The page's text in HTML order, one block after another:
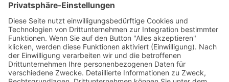
Teilenummern
Hinweis:
Es handelt sich um Teile in Erstausrüsterqualität nicht aber
um Originalteile. Die originalen Teilenummern OEM und
Markennamen dienen lediglich der leichteren Zuordnung der
Mähdrescher Ersatzteile.